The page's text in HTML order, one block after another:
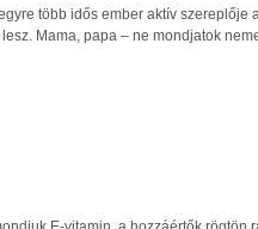
több idős ember aktív
Mama, papa – ne mondjatok